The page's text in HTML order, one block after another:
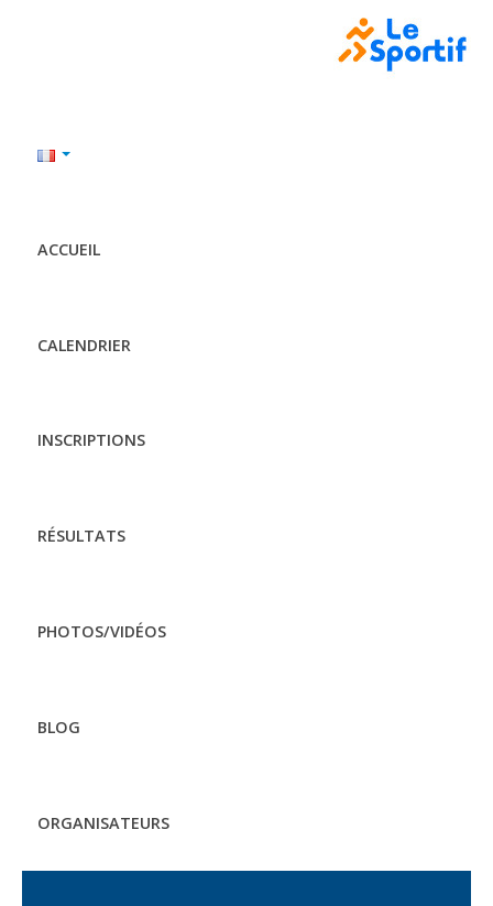
ACCUEIL
CALENDRIER
INSCRIPTIONS
RÉSULTATS
PHOTOS/VIDÉOS
BLOG
ORGANISATEURS